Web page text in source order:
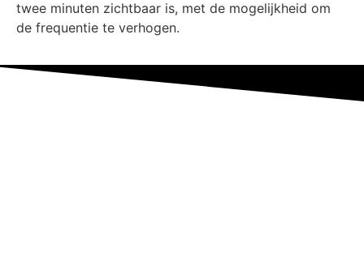
twee minuten zichtbaar is, met de mogelijkheid om
de frequentie te verhogen.